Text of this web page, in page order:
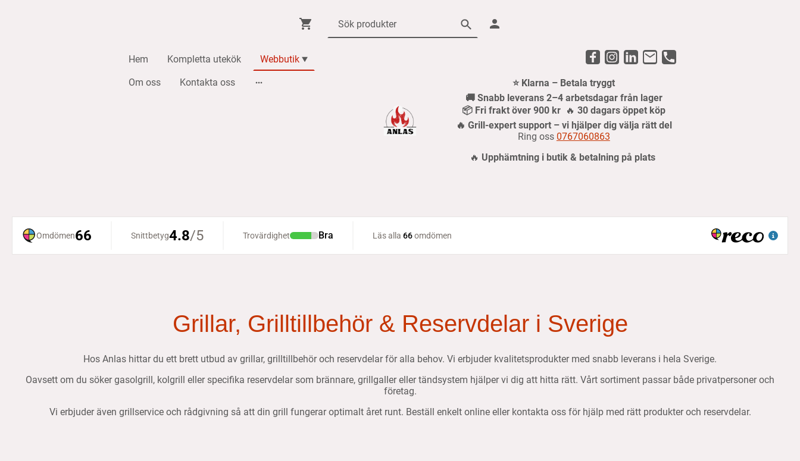
Hem Kompletta utekök Webbutik
Om oss Kontakta oss
⭐ Klarna – Betala tryggt
🚚 Snabb leverans 2–4 arbetsdagar från lager
📦 Fri frakt över 900 kr 🔥30 dagars öppet köp
🔥 Grill-expert support – vi hjälper dig välja rätt del
Ring oss 0767060863
🔥 Upphämtning i butik & betalning på plats
Grillar, Grilltillbehör & Reservdelar i Sverige
Hos Anlas hittar du ett brett utbud av grillar, grilltillbehör och reservdelar för alla behov. Vi erbjuder kvalitetsprodukter med snabb leverans i hela Sverige.
Oavsett om du söker gasolgrill, kolgrill eller specifika reservdelar som brännare, grillgaller eller tändsystem hjälper vi dig att hitta rätt. Vårt sortiment passar både privatpersoner och
företag.
Vi erbjuder även grillservice och rådgivning så att din grill fungerar optimalt året runt. Beställ enkelt online eller kontakta oss för hjälp med rätt produkter och reservdelar.